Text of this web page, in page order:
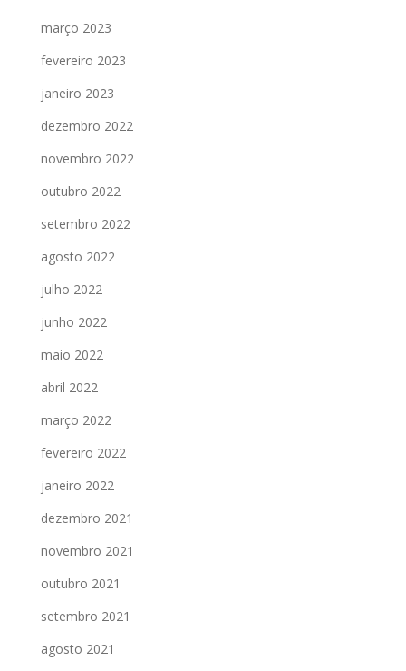
março 2023
fevereiro 2023
janeiro 2023
dezembro 2022
novembro 2022
outubro 2022
setembro 2022
agosto 2022
julho 2022
junho 2022
maio 2022
abril 2022
março 2022
fevereiro 2022
janeiro 2022
dezembro 2021
novembro 2021
outubro 2021
setembro 2021
agosto 2021